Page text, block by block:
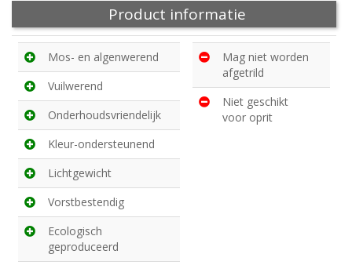
Product informatie
Mos- en algenwerend
Vuilwerend
Onderhoudsvriendelijk
Kleur-ondersteunend
Lichtgewicht
Vorstbestendig
Ecologisch
geproduceerd
Mag niet worden
afgetrild
Niet geschikt
voor oprit